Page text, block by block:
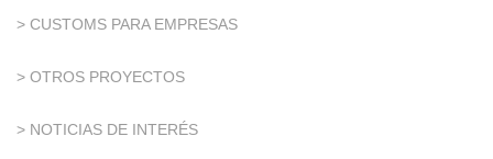
> CUSTOMS PARA EMPRESAS
> OTROS PROYECTOS
> NOTICIAS DE INTERÉS